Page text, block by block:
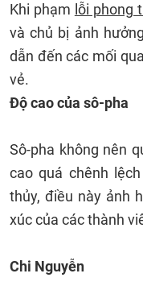
Khi phạm lỗi phong
và chủ bị ảnh
dẫn đến các mối
vẻ.
Độ cao của sô-pha
Sô-pha không nên
cao quá chênh
thủy, điều này ảnh
xúc của các thành
Chi Nguyễn